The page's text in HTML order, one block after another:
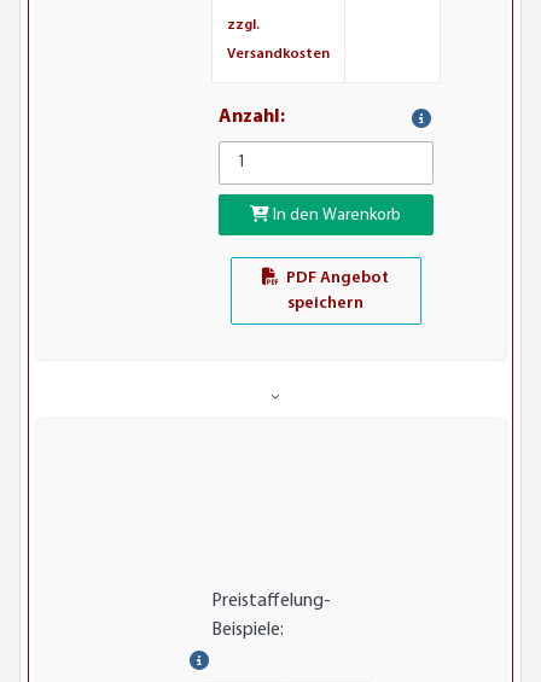
zzgl.
Versandkosten
Anzahl:
In den Warenkorb
PDF Angebot
speichern
Preistaffelung-
Beispiele: